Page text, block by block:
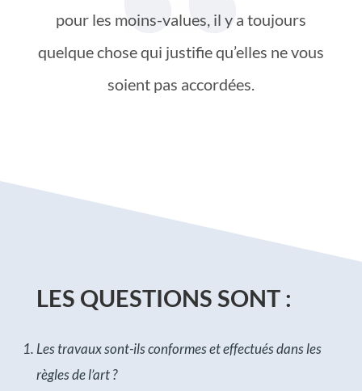
pour les moins-values, il y a toujours
quelque chose qui justifie qu’elles ne vous
soient pas accordées.
LES QUESTIONS SONT :
Les travaux sont-ils conformes et effectués dans les
règles de l’art ?